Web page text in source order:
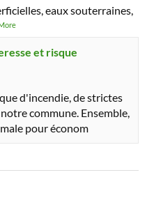
eaux souterraines,
et risque
d'incendie, de strictes
commune. Ensemble,
pour économ